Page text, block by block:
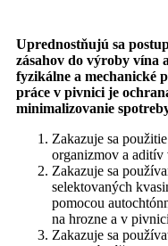
Uprednostňujú sa
zásahov do výroby vína
fyzikálne a mechanické
práce v pivnici je
minimalizovanie
Zakazuje sa
organizmov a
Zakazuje sa
selektovaných
pomocou
na hrozne a v
Zakazuje sa